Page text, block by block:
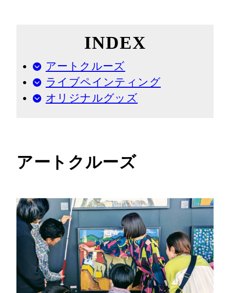
INDEX
アートクルーズ
ライブペインティング
オリジナルグッズ
アートクルーズ